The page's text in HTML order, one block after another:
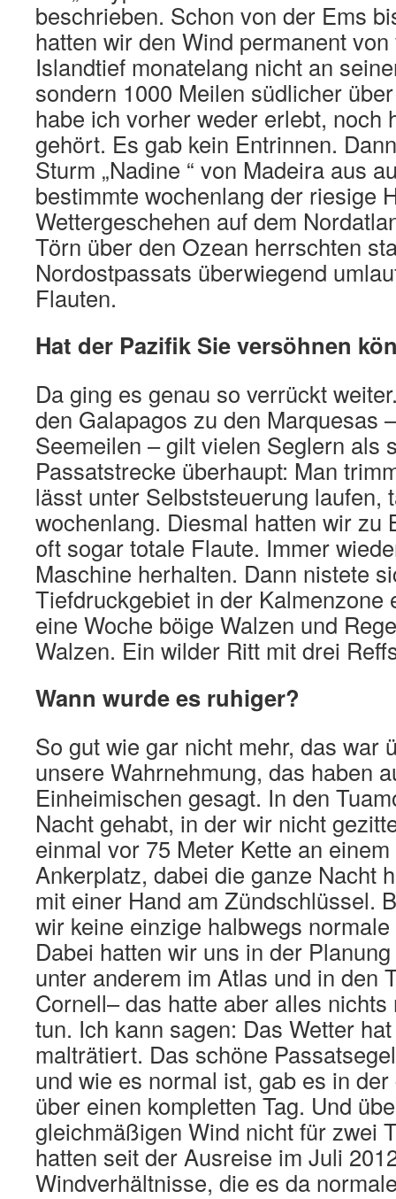
beschrieben. Schon von der Ems
hatten wir den Wind permanent
Islandtief monatelang nicht an
sondern 1000 Meilen südlicher
habe ich vorher weder erlebt, noch
gehört. Es gab kein Entrinnen.
Sturm „Nadine “ von Madeira aus
bestimmte wochenlang der riesige
Wettergeschehen auf dem
Törn über den Ozean herrschten
Nordostpassats überwiegend
Flauten.
Hat der Pazifik Sie versöhnen
Da ging es genau so verrückt
den Galapagos zu den Marquesas
Seemeilen – gilt vielen Seglern als
Passatstrecke überhaupt: Man
lässt unter Selbststeuerung laufen,
wochenlang. Diesmal hatten wir zu
oft sogar totale Flaute. Immer
Maschine herhalten. Dann nistete
Tiefdruckgebiet in der Kalmenzone
eine Woche böige Walzen und
Walzen. Ein wilder Ritt mit drei
Wann wurde es ruhiger?
So gut wie gar nicht mehr, das war
unsere Wahrnehmung, das haben
Einheimischen gesagt. In den
Nacht gehabt, in der wir nicht
einmal vor 75 Meter Kette an
Ankerplatz, dabei die ganze Nacht
mit einer Hand am Zündschlüssel.
wir keine einzige halbwegs
Dabei hatten wir uns in der
unter anderem im Atlas und in den
Cornell– das hatte aber alles
tun. Ich kann sagen: Das Wetter
malträtiert. Das schöne
und wie es normal ist, gab es in
über einen kompletten Tag. Und
gleichmäßigen Wind nicht für zwei
hatten seit der Ausreise im Juli
Windverhältnisse, die es da